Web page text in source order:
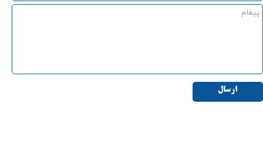
ارسال